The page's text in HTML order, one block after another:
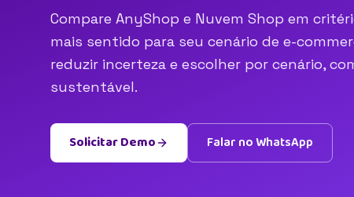
Compare AnyShop e Nuvem Shop em
mais sentido para seu cenário de e-
reduzir incerteza e escolher por cenário,
sustentável.
Solicitar Demo Falar no WhatsApp